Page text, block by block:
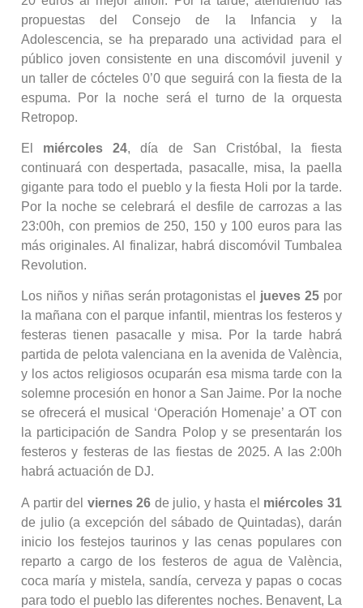
propuestas del Consejo de la Infancia y la
Adolescencia, se ha preparado una actividad para el
público joven consistente en una discomóvil juvenil y
un taller de cócteles 0’0 que seguirá con la fiesta de la
espuma. Por la noche será el turno de la orquesta
Retropop.
El miércoles 24, día de San Cristóbal, la fiesta
continuará con despertada, pasacalle, misa, la paella
gigante para todo el pueblo y la fiesta Holi por la tarde.
Por la noche se celebrará el desfile de carrozas a las
23:00h, con premios de 250, 150 y 100 euros para las
más originales. Al finalizar, habrá discomóvil Tumbalea
Revolution.
Los niños y niñas serán protagonistas el jueves 25 por
la mañana con el parque infantil, mientras los festeros y
festeras tienen pasacalle y misa. Por la tarde habrá
partida de pelota valenciana en la avenida de València,
y los actos religiosos ocuparán esa misma tarde con la
solemne procesión en honor a San Jaime. Por la noche
se ofrecerá el musical ‘Operación Homenaje’ a OT con
la participación de Sandra Polop y se presentarán los
festeros y festeras de las fiestas de 2025. A las 2:00h
habrá actuación de DJ.
A partir del viernes 26 de julio, y hasta el miércoles 31
de julio (a excepción del sábado de Quintadas), darán
inicio los festejos taurinos y las cenas populares con
reparto a cargo de los festeros de agua de València,
coca maría y mistela, sandía, cerveza y papas o cocas
para todo el pueblo las diferentes noches. Benavent, La